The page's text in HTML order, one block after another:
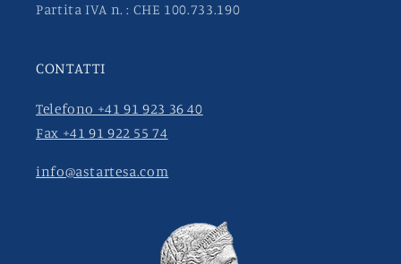
Partita IVA n. : CHE 100.733.190
CONTATTI
Telefono +41 91 923 36 40
Fax +41 91 922 55 74
info@astartesa.com